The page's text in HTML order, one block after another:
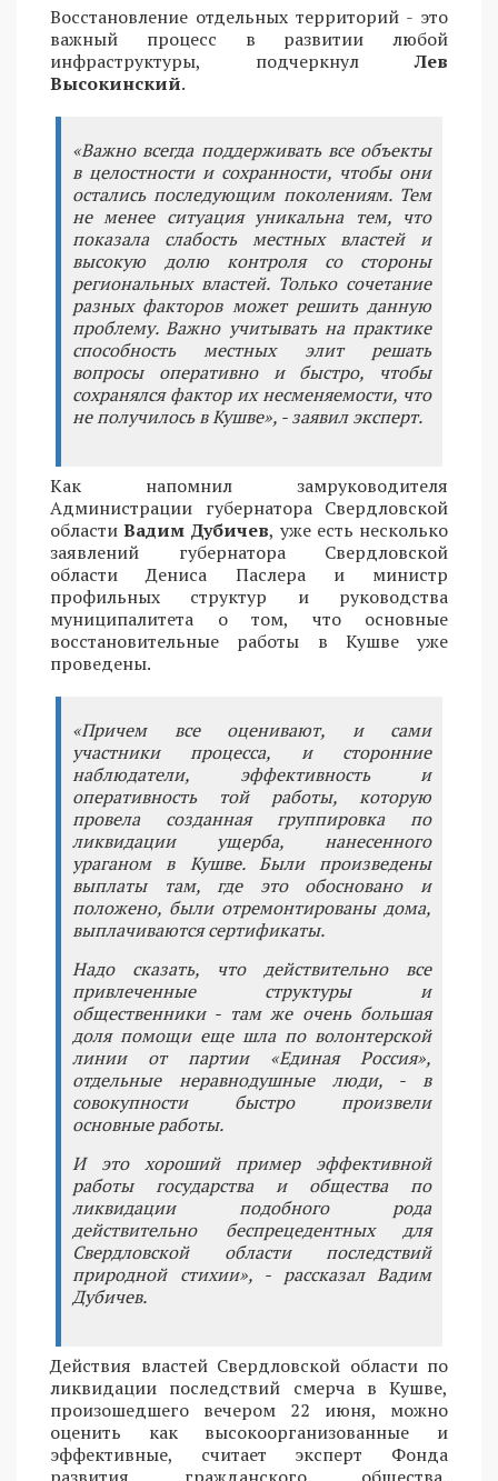
Восстановление отдельных территорий - это
важный процесс в развитии любой
инфраструктуры, подчеркнулЛев
Высокинский.
«Важно всегда поддерживать все объекты
в целостности и сохранности, чтобы они
остались последующим поколениям. Тем
не менее ситуация уникальна тем, что
показала слабость местных властей и
высокую долю контроля со стороны
региональных властей. Только сочетание
разных факторов может решить данную
проблему. Важно учитывать на практике
способность местных элит решать
вопросы оперативно и быстро, чтобы
сохранялся фактор их несменяемости, что
не получилось в Кушве», - заявил эксперт.
Как напомнил замруководителя
Администрации губернатора Свердловской
областиВадим Дубичев, уже есть несколько
заявлений губернатора Свердловской
области Дениса Паслера и министр
профильных структур и руководства
муниципалитета о том, что основные
восстановительные работы в Кушве уже
проведены.
«Причем все оценивают, и сами
участники процесса, и сторонние
наблюдатели, эффективность и
оперативность той работы, которую
провела созданная группировка по
ликвидации ущерба, нанесенного
ураганом в Кушве. Были произведены
выплаты там, где это обосновано и
положено, были отремонтированы дома,
выплачиваются сертификаты.
Надо сказать, что действительно все
привлеченные структуры и
общественники - там же очень большая
доля помощи еще шла по волонтерской
линии от партии «Единая Россия»,
отдельные неравнодушные люди, - в
совокупности быстро произвели
основные работы.
И это хороший пример эффективной
работы государства и общества по
ликвидации подобного рода
действительно беспрецедентных для
Свердловской области последствий
природной стихии», - рассказал Вадим
Дубичев.
Действия властей Свердловской области по
ликвидации последствий смерча в Кушве,
произошедшего вечером 22 июня, можно
оценить как высокоорганизованные и
эффективные, считает эксперт Фонда